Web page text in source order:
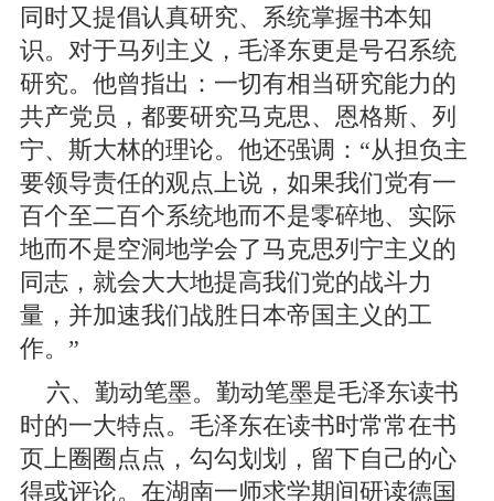
同时又提倡认真研究、系统掌握书本知
识。对于马列主义，毛泽东更是号召系统
研究。他曾指出：一切有相当研究能力的
共产党员，都要研究马克思、恩格斯、列
宁、斯大林的理论。他还强调：“从担负主
要领导责任的观点上说，如果我们党有一
百个至二百个系统地而不是零碎地、实际
地而不是空洞地学会了马克思列宁主义的
同志，就会大大地提高我们党的战斗力
量，并加速我们战胜日本帝国主义的工
作。”
六、勤动笔墨。勤动笔墨是毛泽东读书
时的一大特点。毛泽东在读书时常常在书
页上圈圈点点，勾勾划划，留下自己的心
得或评论。在湖南一师求学期间研读德国